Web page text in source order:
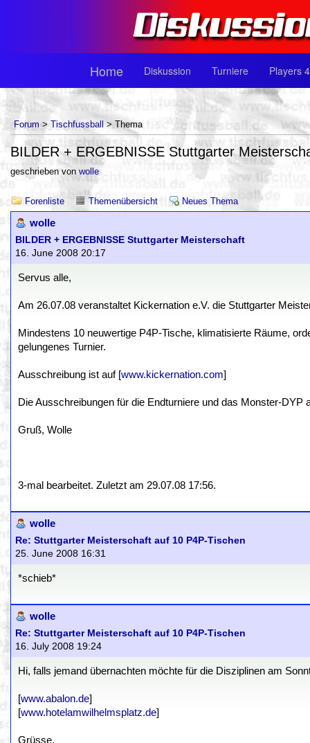
Home Diskussion Turniere Players
Forum > Tischfussball > Thema
BILDER + ERGEBNISSE Stuttgarter
geschrieben von wolle
Forenliste Themenübersicht Neues Thema
wolle
BILDER + ERGEBNISSE Stuttgarter Meisterschaft
16. June 2008 20:17
Servus alle,
Am 26.07.08 veranstaltet Kickernation e.V. die Stuttgarter
Mindestens 10 neuwertige P4P-Tische, klimatisierte Räume,
gelungenes Turnier.
Ausschreibung ist auf [www.kickernation.com]
Die Ausschreibungen für die Endturniere und das Monster-DYP
Gruß, Wolle
3-mal bearbeitet. Zuletzt am 29.07.08 17:56.
wolle
Re: Stuttgarter Meisterschaft auf 10 P4P-Tischen
25. June 2008 16:31
*schieb*
wolle
Re: Stuttgarter Meisterschaft auf 10 P4P-Tischen
16. July 2008 19:24
Hi, falls jemand übernachten möchte für die Disziplinen am
[www.abalon.de]
[www.hotelamwilhelmsplatz.de]
Grüsse,